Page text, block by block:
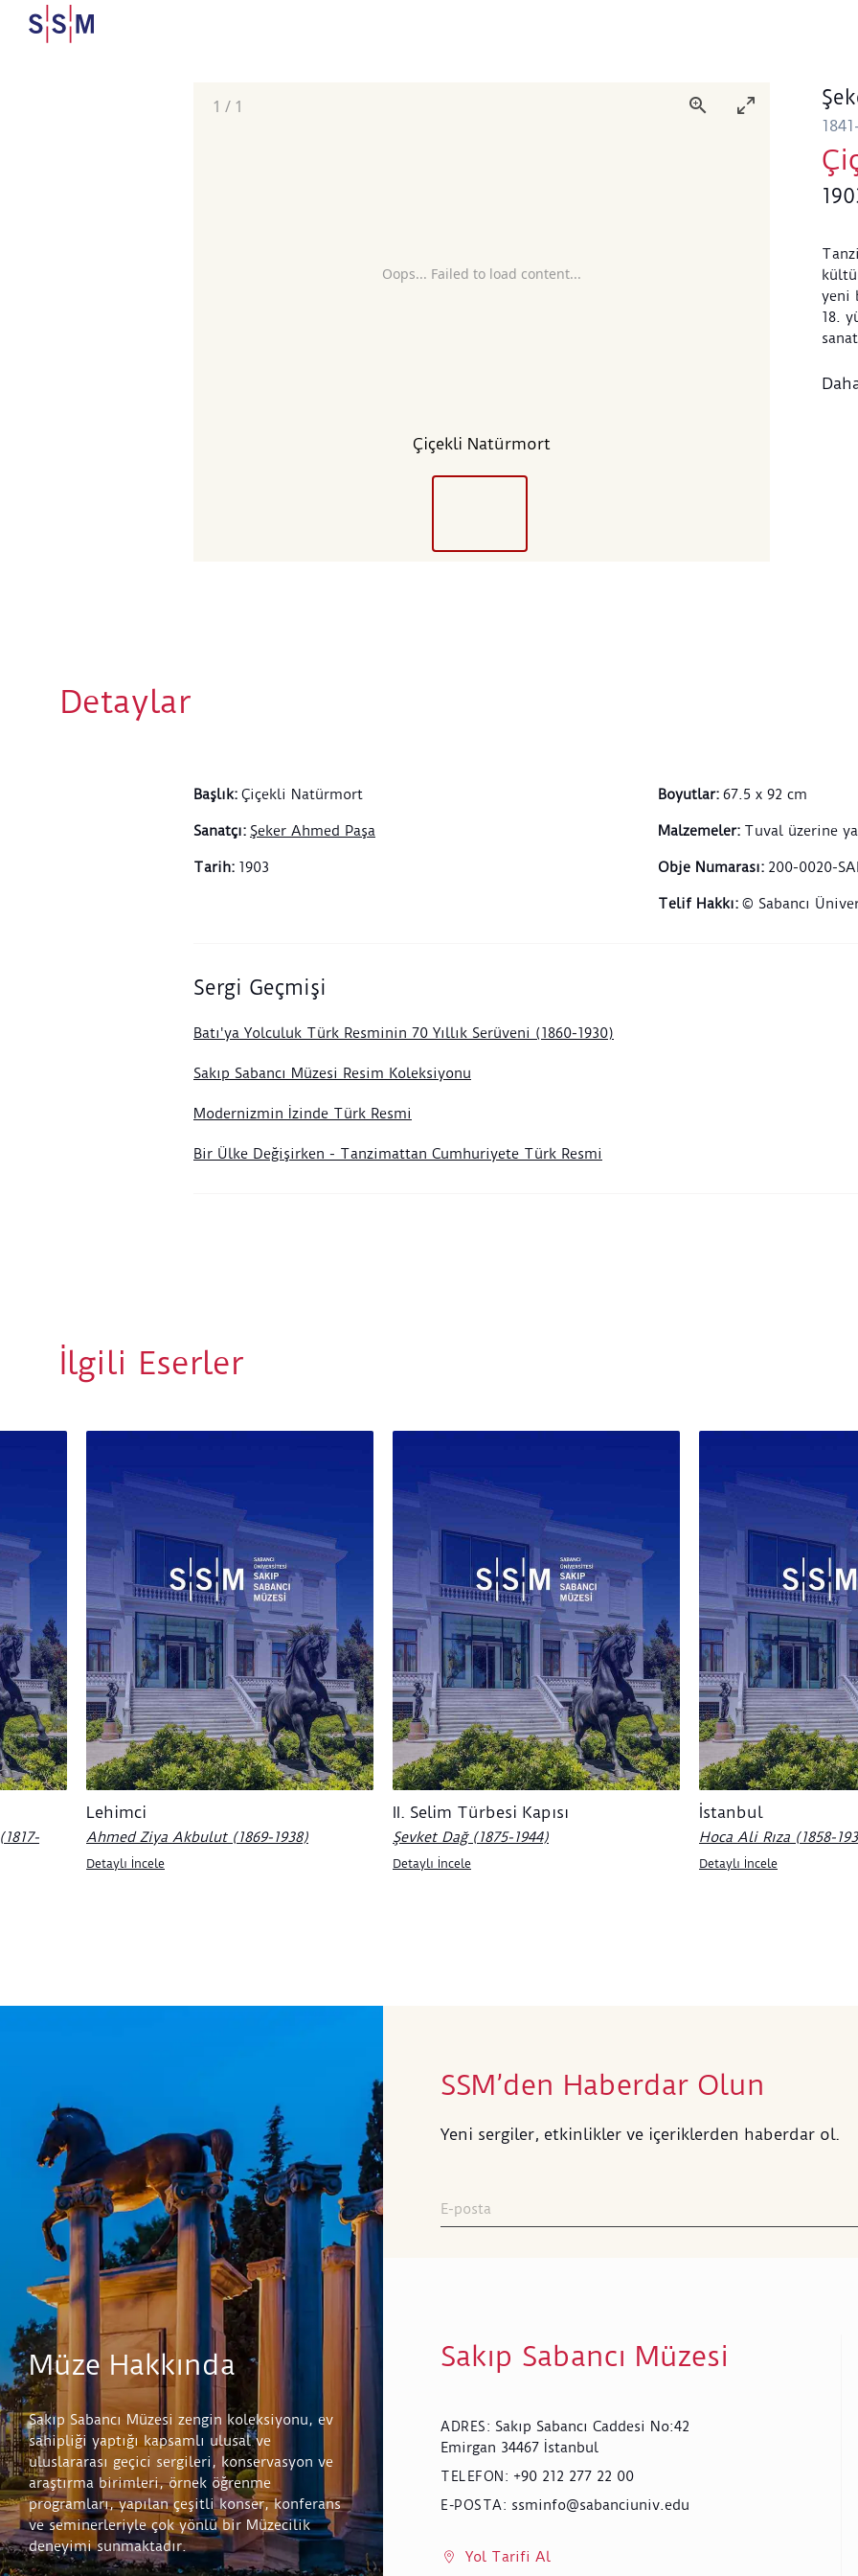
Oops... Failed to load content...
1 / 1
Çiçekli Natürmort
yeni
18.
yer
koyu
Detaylar
Başlık: Çiçekli Natürmort
Sanatçı: Şeker Ahmed Paşa
Tarih: 1903
Boyutlar: 67.5 x 92 cm
Malzemeler: Tuval üzerine
Obje Numarası: 200-0020-
Telif Hakkı: © Sabancı
Sergi Geçmişi
Batı'ya Yolculuk Türk Resminin 70 Yıllık Serüveni (1860-1930)
Sakıp Sabancı Müzesi Resim Koleksiyonu
Modernizmin İzinde Türk Resmi
Bir Ülke Değişirken - Tanzimattan Cumhuriyete Türk Resmi
İlgili Eserler
Lehimci
Ahmed Ziya Akbulut (1869-1938)
Detaylı İncele
II. Selim Türbesi Kapısı
Şevket Dağ (1875-1944)
Detaylı İncele
İstanbul
Hoca Ali Rıza (1858-
Detaylı İncele
Müze Hakkında
Sakıp Sabancı Müzesi zengin koleksiyonu, ev
sahipliği yaptığı kapsamlı ulusal ve
uluslararası geçici sergileri, konservasyon ve
araştırma birimleri, örnek öğrenme
programları, yapılan çeşitli konser, konferans
ve seminerleriyle çok yönlü bir Müzecilik
deneyimi sunmaktadır.
SSM’den Haberdar Olun
Yeni sergiler, etkinlikler ve içeriklerden haberdar ol.
Sakıp Sabancı Müzesi
ADRES: Sakıp Sabancı Caddesi No:42
Emirgan 34467 İstanbul
TELEFON : +90 212 277 22 00
E-POSTA: ssminfo@sabanciuniv.edu
Yol Tarifi Al